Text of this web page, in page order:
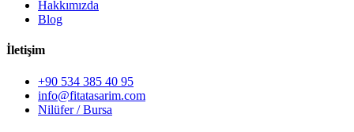
Hakkımızda
Blog
İletişim
+90 534 385 40 95
info@fitatasarim.com
Nilüfer / Bursa